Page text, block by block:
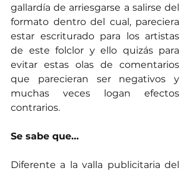
gallardía de arriesgarse a salirse del
formato dentro del cual, pareciera
estar escriturado para los artistas
de este folclor y ello quizás para
evitar estas olas de comentarios
que parecieran ser negativos y
muchas veces logan efectos
contrarios.
Se sabe que…
Diferente a la valla publicitaria del